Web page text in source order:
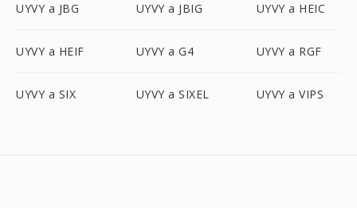
UYVY a JBG UYVY a JBIG UYVY a HEIC
UYVY a HEIF UYVY a G4 UYVY a RGF
UYVY a SIX UYVY a SIXEL UYVY a VIPS